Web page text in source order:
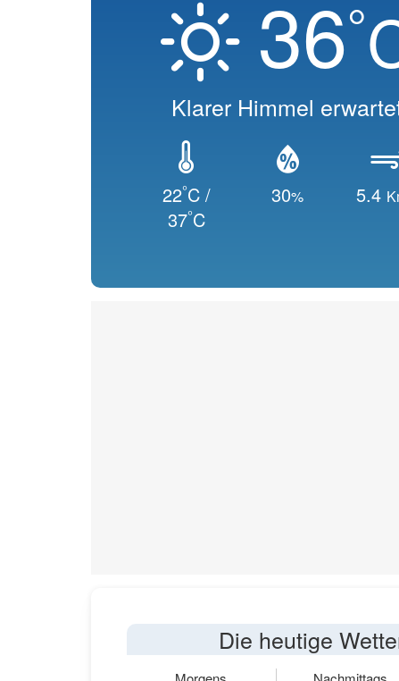
36°
Klarer Himmel
22°C /
37°C
30% 5.4
Die heutige